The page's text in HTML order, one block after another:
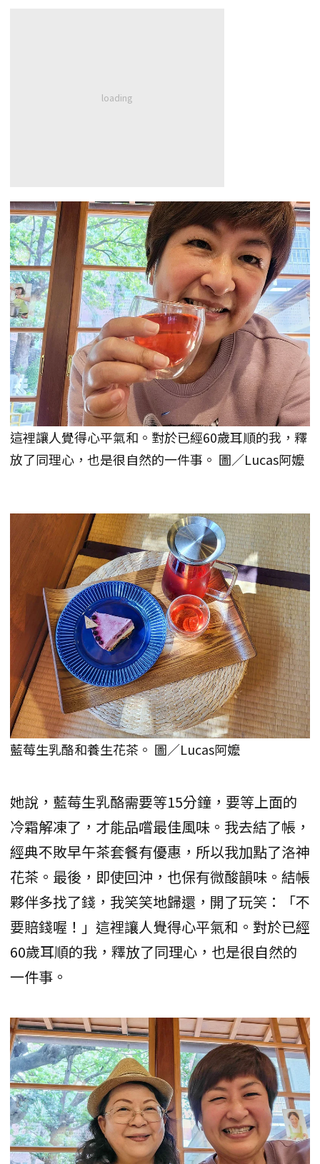
這裡讓人覺得心平氣和。對於已經60歲耳順的我，釋
放了同理心，也是很自然的一件事。 圖／Lucas阿嬤
藍莓生乳酪和養生花茶。 圖／Lucas阿嬤
她說，藍莓生乳酪需要等15分鐘，要等上面的
冷霜解凍了，才能品嚐最佳風味。我去結了帳，
經典不敗早午茶套餐有優惠，所以我加點了洛神
花茶。最後，即使回沖，也保有微酸韻味。結帳
夥伴多找了錢，我笑笑地歸還，開了玩笑：「不
要賠錢喔！」這裡讓人覺得心平氣和。對於已經
60歲耳順的我，釋放了同理心，也是很自然的
一件事。